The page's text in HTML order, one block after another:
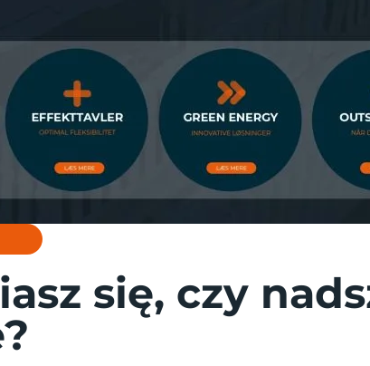
się, czy